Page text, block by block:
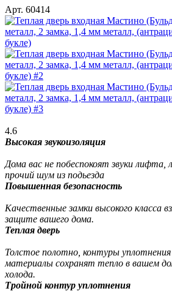
Арт. 60414
4.6
Высокая звукоизоляция
Дома вас не побеспокоят звуки лифта,
прочий шум из подьезда
Повышенная безопасность
Качественные замки высокого класса
защите вашего дома.
Теплая дверь
Толстое полотно, контуры
материалы сохранят тепло в вашем
холода.
Тройной контур уплотнения